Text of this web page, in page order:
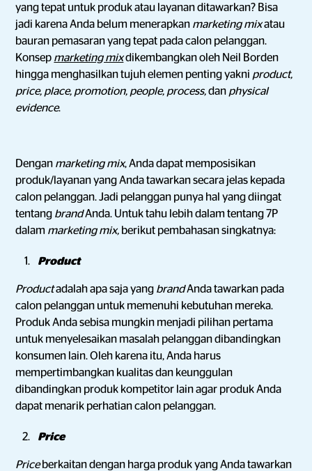
yang tepat untuk produk atau layanan ditawarkan? Bisa
jadi karena Anda belum menerapkan marketing mixatau
bauran pemasaran yang tepat pada calon pelanggan.
Konsep marketing mixdikembangkan oleh Neil Borden
hingga menghasilkan tujuh elemen penting yakni product,
price, place, promotion, people, process,dan physical
evidence.
Dengan marketing mix, Anda dapat memposisikan
produk/layanan yang Anda tawarkan secara jelas kepada
calon pelanggan. Jadi pelanggan punya hal yang diingat
tentang brandAnda. Untuk tahu lebih dalam tentang 7P
dalam marketing mix, berikut pembahasan singkatnya:
Product
Productadalah apa saja yang brandAnda tawarkan pada
calon pelanggan untuk memenuhi kebutuhan mereka.
Produk Anda sebisa mungkin menjadi pilihan pertama
untuk menyelesaikan masalah pelanggan dibandingkan
konsumen lain. Oleh karena itu, Anda harus
mempertimbangkan kualitas dan keunggulan
dibandingkan produk kompetitor lain agar produk Anda
dapat menarik perhatian calon pelanggan.
Price
Priceberkaitan dengan harga produk yang Anda tawarkan